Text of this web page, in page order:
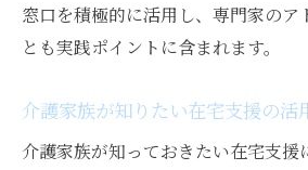
窓口を積極的に活用し、専門家のア
とも実践ポイントに含まれます。
介護家族が知りたい在宅支援の活
介護家族が知っておきたい在宅支援